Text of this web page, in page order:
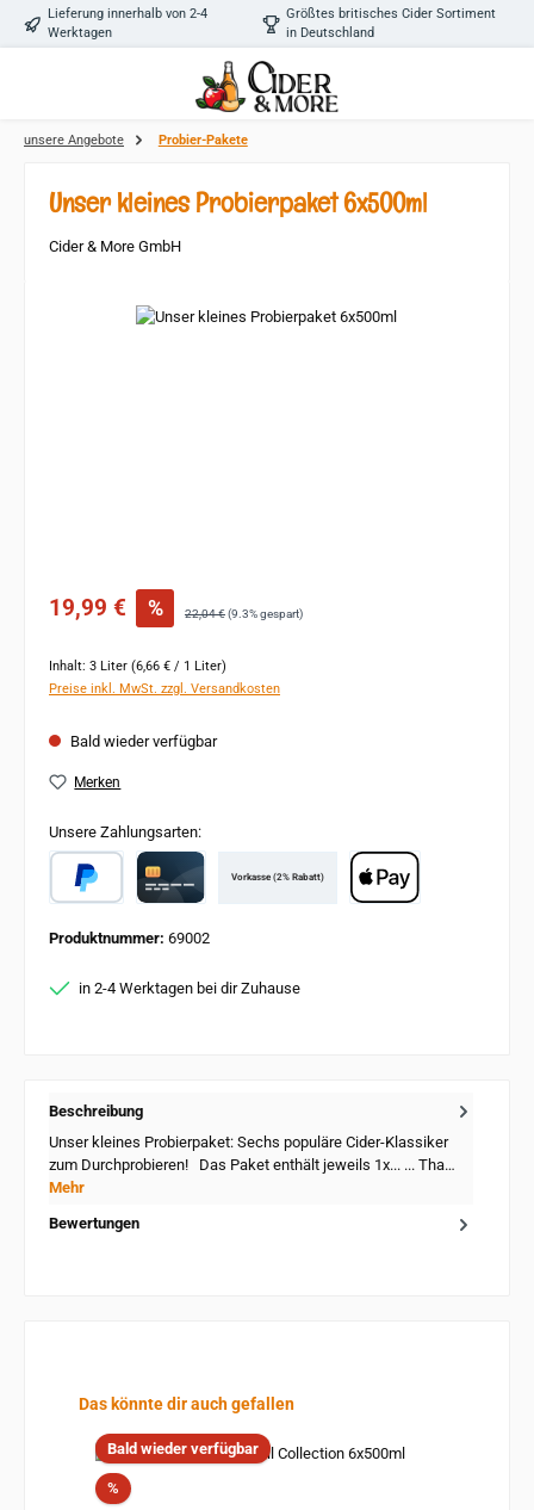
Zum Hauptinhalt springen
Lieferung innerhalb von 2-4
Werktagen
Größtes britisches Cider Sortiment
in Deutschland
unsere Angebote Probier-Pakete
Unser kleines Probierpaket 6x500ml
Cider & More GmbH
Bildergalerie überspringen
Verkaufspreis:
19,99 € % Regulärer Preis:
22,04 €(9.3% gespart)
Inhalt: 3 Liter (6,66 € / 1 Liter)
Preise inkl. MwSt. zzgl. Versandkosten
Bald wieder verfügbar
Merken
Unsere Zahlungsarten:
Vorkasse (2% Rabatt)
Produktnummer: 69002
in 2-4 Werktagen bei dir Zuhause
Beschreibung
Unser kleines Probierpaket: Sechs populäre Cider-Klassiker
zum Durchprobieren! Das Paket enthält jeweils 1x... ... Tha…
Mehr
Bewertungen
Produktgalerie überspringen
Das könnte dir auch gefallen
Bald wieder verfügbar
%Rabatt